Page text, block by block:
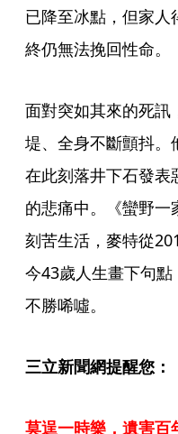
已降至冰點，但家
終仍無法挽回性命。
面對突如其來的死訊
堤、全身不斷顫抖。
在此刻落井下石發表
的悲痛中。《蠻野
刻苦生活，麥特從
今43歲人生畫下句
不勝唏噓。
三立新聞網提醒您：
莫逞一時樂，遺害百